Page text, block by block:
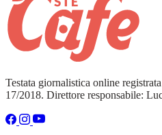
Testata giornalistica online
17/2018. Direttore responsabile: